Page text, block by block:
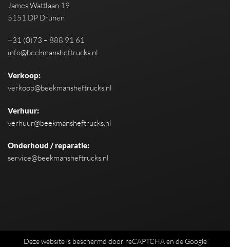
James Wattlaan 19
5151 DP Drunen
+31 (0)73 – 888 91 61
info@beekmansheftrucks.nl
Verkoop:
verkoop@beekmansheftrucks.nl
Verhuur:
verhuur@beekmansheftrucks.nl
Onderhoud / reparatie:
service@beekmansheftrucks.nl
Deze website is beschermd door reCAPTCHA en de Google